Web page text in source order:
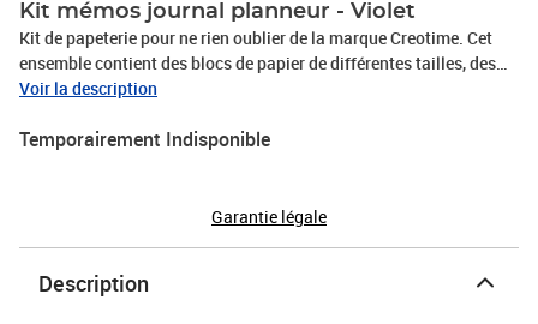
Kit mémos journal planneur - Violet
Kit de papeterie pour ne rien oublier de la marque Creotime. Cet
ensemble contient des blocs de papier de différentes tailles, des
post-it et des marque-pages magnétiques. Vous trouverez aussi
cartonné 6 trous. Les couleurs sont assorties. Ecrivez vos listes,
cm. Couleurs : violet et rose.
Voir la description
Temporairement Indisponible
Garantie légale
Description